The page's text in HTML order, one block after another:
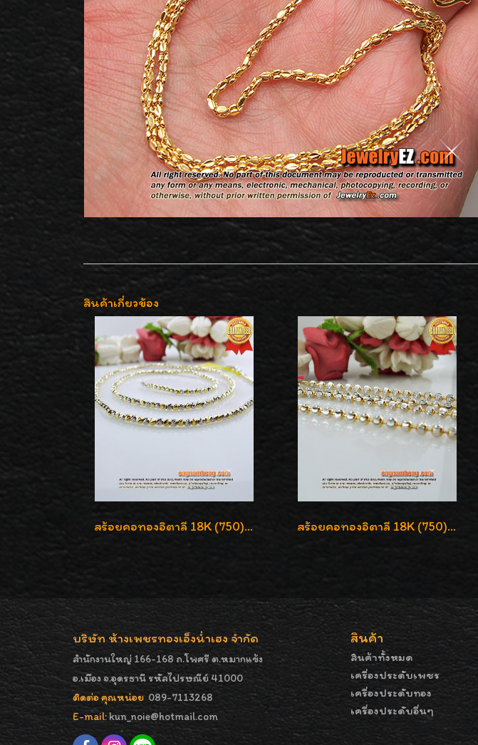
สินค้าเกี่ยวข้อง
สร้อยคอทองอิตาลี 18K (750) ลายสวยตัดเหลี่ยมคมชัด ใส่สวยน่ารักค่ะ สร้อยคอทองอิตาลี 18K (750) ลายยินตันแกะมูนคัดสวย ลายนี้เงามากๆค่ะ ใส่ทนแข็งแรง
บริษัท ห้างเพชรทองเอ็งน่ำเฮง จำกัด
สำนักงานใหญ่ 166-168 ถ.โพศรี ต.หมากแข้ง
อ.เมือง จ.อุดรธานี รหัสไปรษณีย์ 41000
ติดต่อ คุณหน่อย 089-7113268
E-mail:kun_noie@hotmail.com
สินค้า
สินค้าทั้งหมด
เครื่องประดับเพชร
เครื่องประดับทอง
เครื่องประดับอื่นๆ